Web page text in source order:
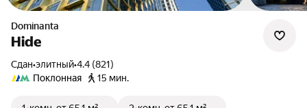
Dominanta
Hide
Сдан•элитный•4.4 (821)
Поклонная
15 мин.